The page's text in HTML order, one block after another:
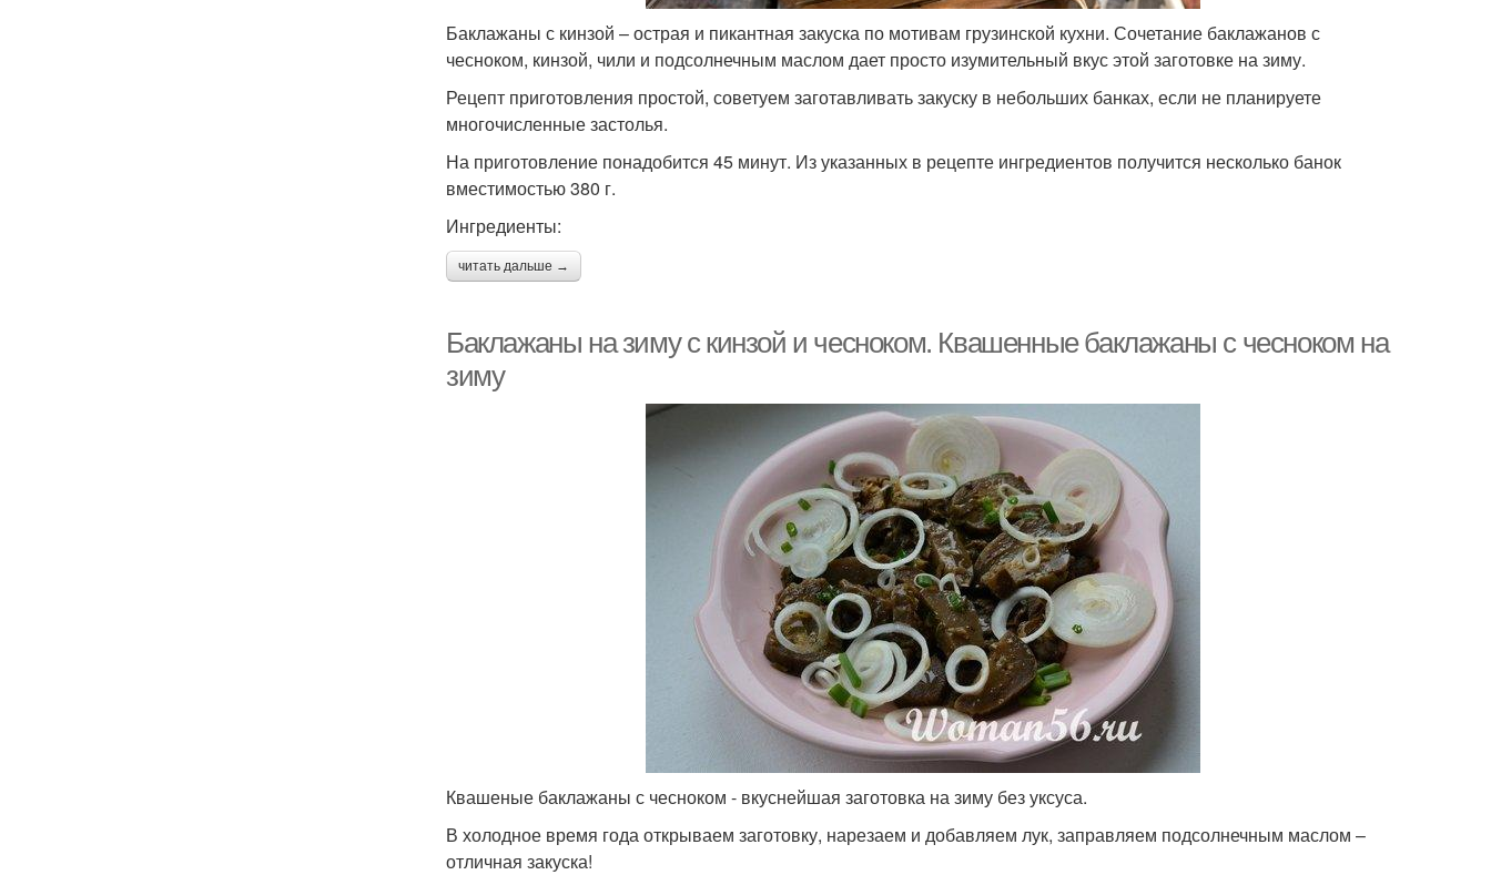
Баклажаны с кинзой – острая и пикантная закуска по мотивам грузинской кухни. Сочетание баклажанов с
чесноком, кинзой, чили и подсолнечным маслом дает просто изумительный вкус этой заготовке на зиму.
Рецепт приготовления простой, советуем заготавливать закуску в небольших банках, если не планируете
многочисленные застолья.
На приготовление понадобится 45 минут. Из указанных в рецепте ингредиентов получится несколько банок
вместимостью 380 г.
Ингредиенты:
читать дальше →
Баклажаны на зиму с кинзой и чесноком. Квашенные баклажаны с чесноком на
зиму
Квашеные баклажаны с чесноком - вкуснейшая заготовка на зиму без уксуса.
В холодное время года открываем заготовку, нарезаем и добавляем лук, заправляем подсолнечным маслом –
отличная закуска!